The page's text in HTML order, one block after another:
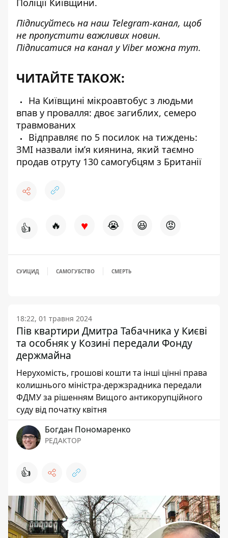
Поліції Київщини.
Підписуйтесь на наш Telegram-канал, щоб
не пропустити важливих новин.
Підписатися на канал у Viber можна тут.
ЧИТАЙТЕ ТАКОЖ:
На Київщині мікроавтобус з людьми
впав у провалля: двоє загиблих, семеро
травмованих
Відправляє по 5 посилок на тиждень:
ЗМІ назвали імʼя киянина, який таємно
продав отруту 130 самогубцям з Британії
👍 🔥 ♥ 😭 😆 😡
СУИЦИД САМОГУБСТВО СМЕРТЬ
18:22, 01 травня 2024
Пів квартири Дмитра Табачника у Києві
та особняк у Козині передали Фонду
держмайна
Нерухомість, грошові кошти та інші цінні права
колишнього міністра-держзрадника передали
ФДМУ за рішенням Вищого антикорупційного
суду від початку квітня
Богдан Пономаренко
РЕДАКТОР
👍